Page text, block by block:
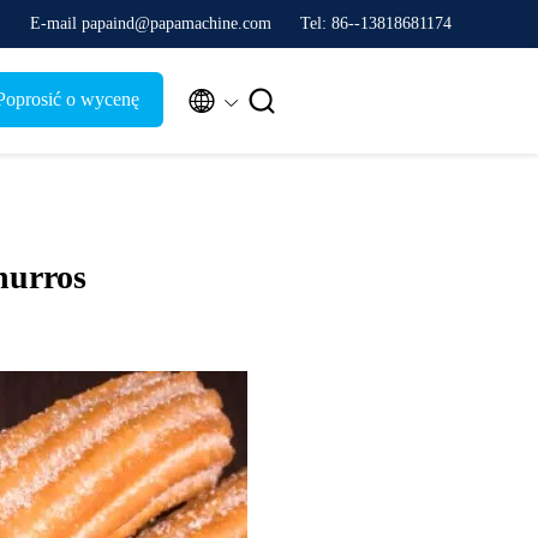
E-mail papaind@papamachine.com Tel: 86--13818681174
o wycenę  